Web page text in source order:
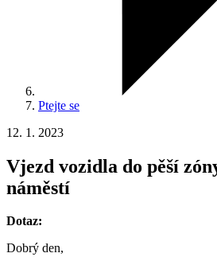
Ptejte se
12. 1. 2023
Vjezd vozidla do pěší
náměstí
Dotaz:
Dobrý den,